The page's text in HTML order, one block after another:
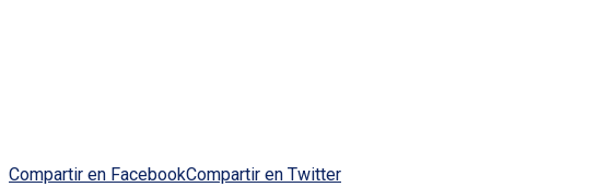
Compartir en FacebookCompartir en Twitter